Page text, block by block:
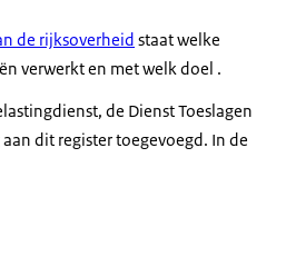
de rijksoverheid staat welke
verwerkt en met welk doel .
de Dienst Toeslagen
dit register toegevoegd. In de